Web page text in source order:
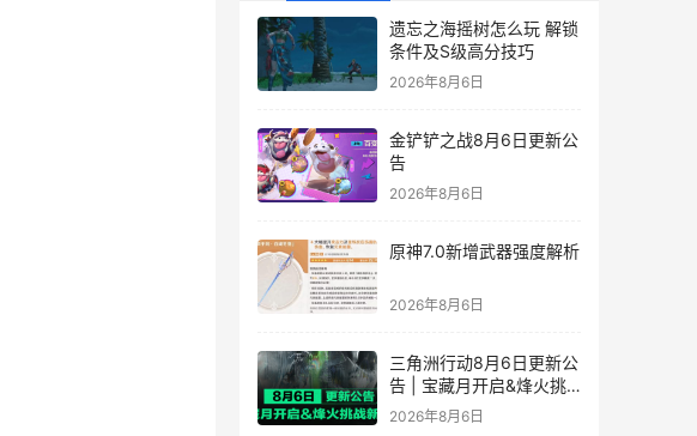
遗忘之海摇树怎么玩 解锁
条件及S级高分技巧
2026年8月6日
金铲铲之战8月6日更新公
告
2026年8月6日
原神7.0新增武器强度解析
2026年8月6日
三角洲行动8月6日更新公
告 | 宝藏月开启&烽火挑
战新赛段！
2026年8月6日